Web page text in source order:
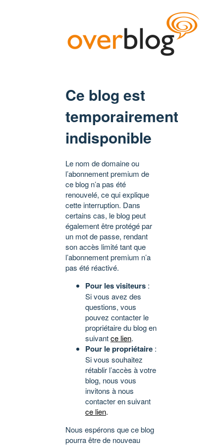
Ce blog est
temporairement
indisponible
Le nom de domaine ou
l’abonnement premium de
ce blog n’a pas été
renouvelé, ce qui explique
cette interruption. Dans
certains cas, le blog peut
également être protégé par
un mot de passe, rendant
son accès limité tant que
l’abonnement premium n’a
pas été réactivé.
Pour les visiteurs :
Si vous avez des
questions, vous
pouvez contacter le
propriétaire du blog en
suivantce lien.
Pour le propriétaire :
Si vous souhaitez
rétablir l’accès à votre
blog, nous vous
invitons à nous
contacter en suivant
ce lien.
Nous espérons que ce blog
pourra être de nouveau